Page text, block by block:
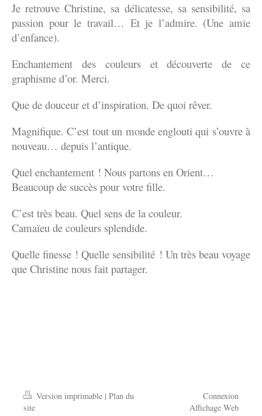
Je retrouve Christine, sa délicatesse, sa sensibilité, sa
passion pour le travail… Et je l’admire. (Une amie
d’enfance).
Enchantement des couleurs et découverte de ce
graphisme d’or. Merci.
Que de douceur et d’inspiration. De quoi rêver.
Magnifique. C’est tout un monde englouti qui s’ouvre à
nouveau… depuis l’antique.
Quel enchantement ! Nous partons en Orient…
Beaucoup de succès pour votre fille.
C’est très beau. Quel sens de la couleur.
Camaïeu de couleurs splendide.
Quelle finesse ! Quelle sensibilité ! Un très beau voyage
que Christine nous fait partager.
Version imprimable | Plan du
site
Connexion
Affichage Web